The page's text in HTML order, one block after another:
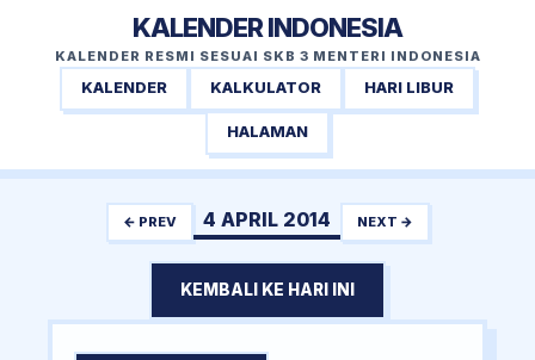
KALENDER INDONESIA
KALENDER RESMI SESUAI SKB 3 MENTERI INDONESIA
KALENDER KALKULATOR HARI LIBUR
HALAMAN
← PREV 4 APRIL 2014 NEXT →
KEMBALI KE HARI INI